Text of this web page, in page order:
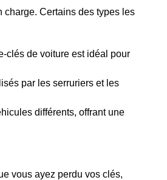
charge. Certains des types les
clés de voiture est idéal pour
par les serruriers et les
différents, offrant une
vous ayez perdu vos clés,